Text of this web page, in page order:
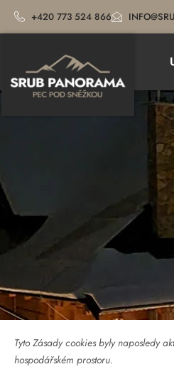
+420 773 524 866
Tyto Zásady cookies byly naposledy
hospodářském prostoru.